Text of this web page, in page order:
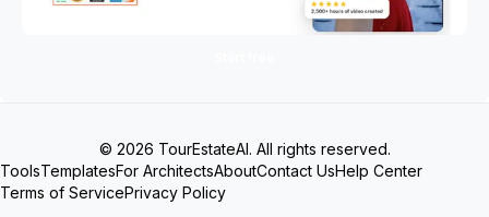
© 2026 TourEstateAI. All rights reserved.
ToolsTemplatesFor ArchitectsAboutContact UsHelp Center
Terms of ServicePrivacy Policy